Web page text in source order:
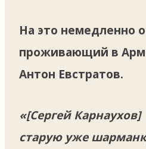
На это немедленно
проживающий в
Антон Евстратов.
«[Сергей
старую уже